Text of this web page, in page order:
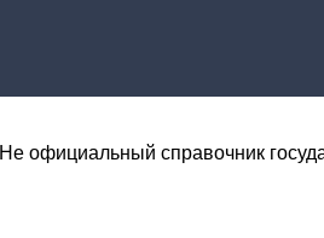
Не официальный справочник